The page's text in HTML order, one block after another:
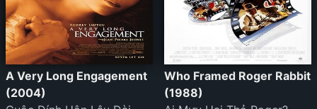
A Very Long Engagement
(2004)
Who Framed Roger Rabbit
(1988)